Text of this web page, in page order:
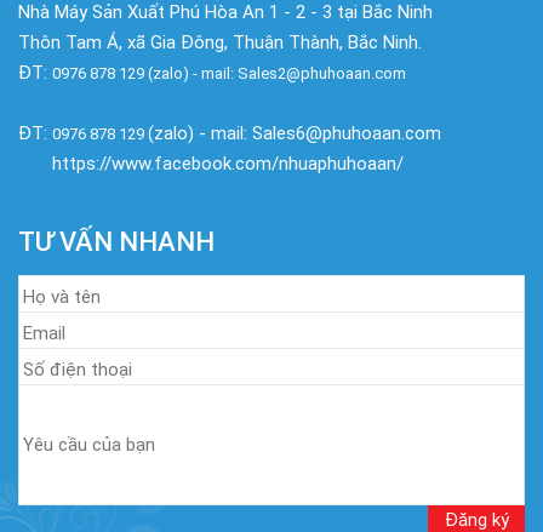
Nhà Máy Sản Xuất Phú Hòa An 1 - 2 - 3 tại Bắc Ninh
Thôn Tam Á, xã Gia Đông, Thuận Thành, Bắc Ninh.
ĐT: 0976 878 129 (zalo) - mail: Sales2@phuhoaan.com
ĐT: 0976 878 129 (zalo) - mail: Sales6@phuhoaan.com
https://www.facebook.com/nhuaphuhoaan/
TƯ VẤN NHANH